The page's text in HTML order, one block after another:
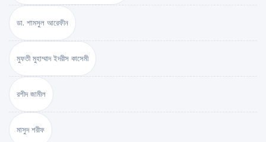
ডা. শামসুল আরেফীন
মুফতী মুহাম্মাদ ইদরীস কাসেমী
রশীদ জামীল
মাসুদ শরীফ